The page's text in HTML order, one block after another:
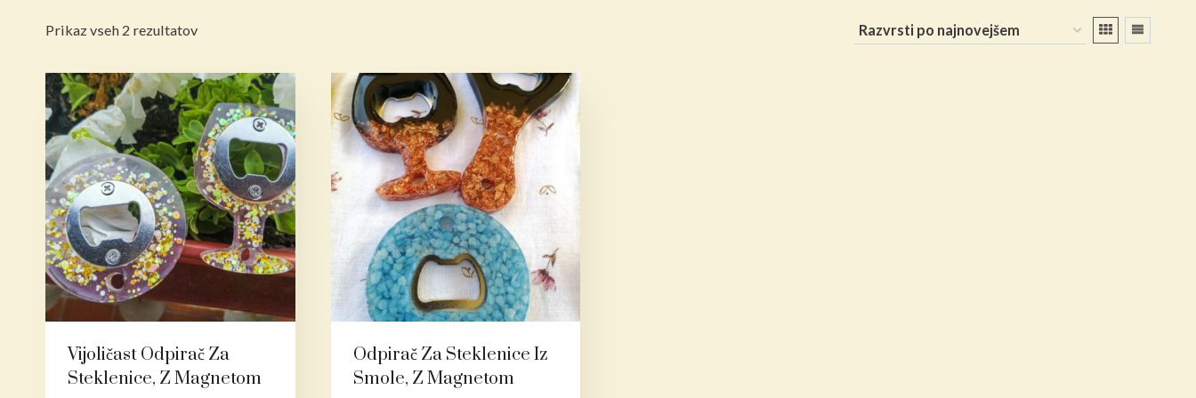
Prikaz vseh 2 rezultatovRazvrščeno
datumu
Vijoličast Odpirač Za
Steklenice, Z Magnetom
Odpirač Za Steklenice Iz
Smole, Z Magnetom